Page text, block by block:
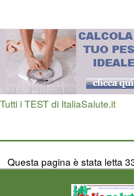
Tutti i TEST di ItaliaSalute.it
Questa pagina è stata letta